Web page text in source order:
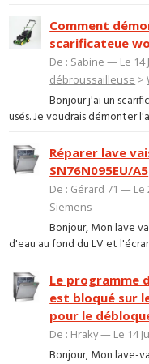
Comment
scarificateue
De : Sabine — Le
débroussailleuse >
Bonjour j'ai un
usés. Je voudrais démonter
Réparer lave
SN76N095EU/A5
De : Gérard 71 —
Siemens
Bonjour, Mon lave
d'eau au fond du LV et
Le programme
est bloqué sur
pour le
De : Hraky — Le 14
Bonjour, Mon lave-